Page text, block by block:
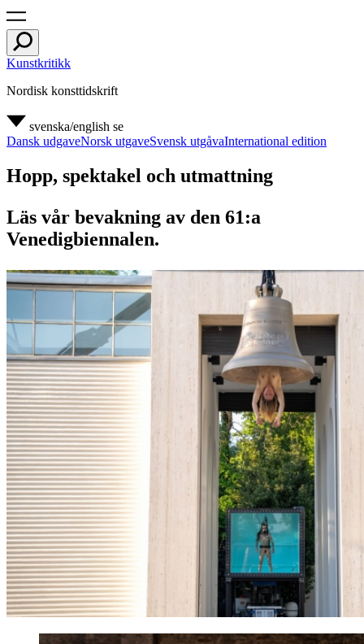
Kunstkritikk
Nordisk konsttidskrift
svenska/english se
Dansk udgaveNorsk utgaveSvensk utgåvaInternational edition
Hopp, spektakel och utmattning
Läs vår bevakning av den 61:a
Venedigbiennalen.